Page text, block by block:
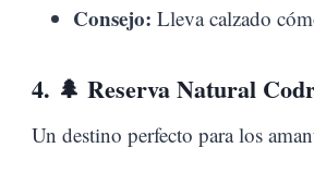
Consejo: Lleva calzado
4. 🌲 Reserva Natural
Un destino perfecto para los